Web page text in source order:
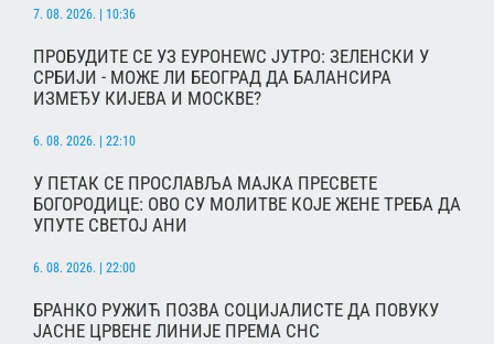
7. 08. 2026. | 10:36
ПРОБУДИТЕ СЕ УЗ ЕУРОНЕWС ЈУТРО: ЗЕЛЕНСКИ У
СРБИЈИ - МОЖЕ ЛИ БЕОГРАД ДА БАЛАНСИРА
ИЗМЕЂУ КИЈЕВА И МОСКВЕ?
6. 08. 2026. | 22:10
У ПЕТАК СЕ ПРОСЛАВЉА МАЈКА ПРЕСВЕТЕ
БОГОРОДИЦЕ: ОВО СУ МОЛИТВЕ КОЈЕ ЖЕНЕ ТРЕБА ДА
УПУТЕ СВЕТОЈ АНИ
6. 08. 2026. | 22:00
БРАНКО РУЖИЋ ПОЗВА СОЦИЈАЛИСТЕ ДА ПОВУКУ
ЈАСНЕ ЦРВЕНЕ ЛИНИЈЕ ПРЕМА СНС